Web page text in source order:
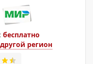
бесплатно
регион